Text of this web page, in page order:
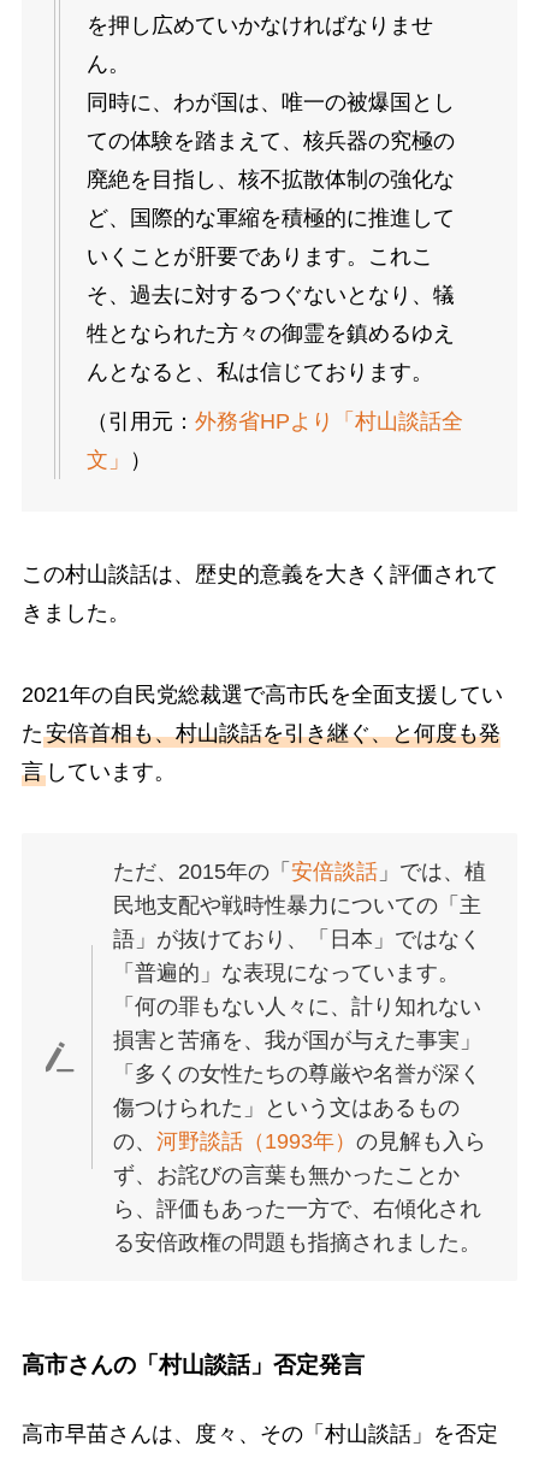
を押し広めていかなければなりませ
ん。
同時に、わが国は、唯一の被爆国とし
ての体験を踏まえて、核兵器の究極の
廃絶を目指し、核不拡散体制の強化な
ど、国際的な軍縮を積極的に推進して
いくことが肝要であります。これこ
そ、過去に対するつぐないとなり、犠
牲となられた方々の御霊を鎮めるゆえ
んとなると、私は信じております。
（引用元： 外務省HPより「村山談話全
文」
）
この村山談話は、歴史的意義を大きく評価されて
きました。
2021年の自民党総裁選で高市氏を全面支援してい
た安倍首相も、村山談話を引き継ぐ、と何度も発
言しています。
ただ、2015年の「安倍談話 」では、植
民地支配や戦時性暴力についての「主
語」が抜けており、「日本」ではなく
「普遍的」な表現になっています。
「何の罪もない人々に、計り知れない
損害と苦痛を、我が国が与えた事実」
「多くの女性たちの尊厳や名誉が深く
傷つけられた」という文はあるもの
の、河野談話（1993年）の見解も入ら
ず、お詫びの言葉も無かったことか
ら、評価もあった一方で、右傾化され
る安倍政権の問題も指摘されました。
高市さんの「村山談話」否定発言
高市早苗さんは、度々、その「村山談話」を否定